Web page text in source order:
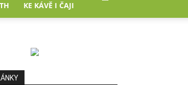
KE KÁVĚ I ČAJI